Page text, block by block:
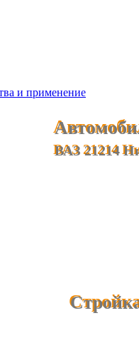
и применение
ВАЗ 21214